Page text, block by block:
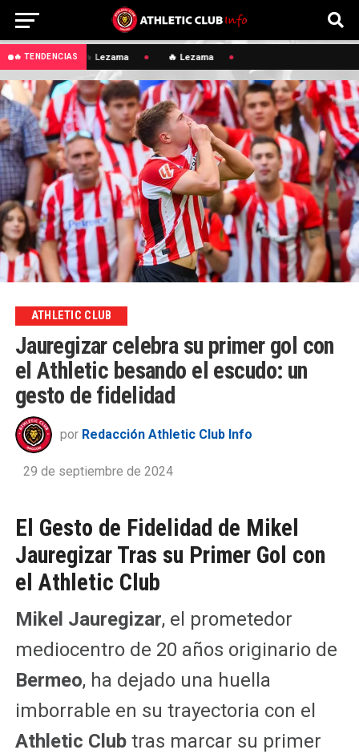
🔥 TENDENCIAS 🔥 Lezama 🔥 Lezama
ATHLETIC CLUB
Jauregizar celebra su primer gol con
el Athletic besando el escudo: un
gesto de fidelidad
por Redacción Athletic Club Info
29 de septiembre de 2024
El Gesto de Fidelidad de Mikel
Jauregizar Tras su Primer Gol con
el Athletic Club
Mikel Jauregizar, el prometedor
mediocentro de 20 años originario de
Bermeo, ha dejado una huella
imborrable en su trayectoria con el
Athletic Clubtras marcar su primer